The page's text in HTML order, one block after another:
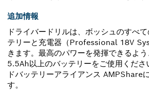
追加情報
ドライバードリルは、ボッシュのすべ
テリーと充電器（Professional 18V
きます。最高のパワーを発揮できるよ
5.5Ah以上のバッテリーをご使用くださ
ドバッテリーアライアンス AMPShare
す。